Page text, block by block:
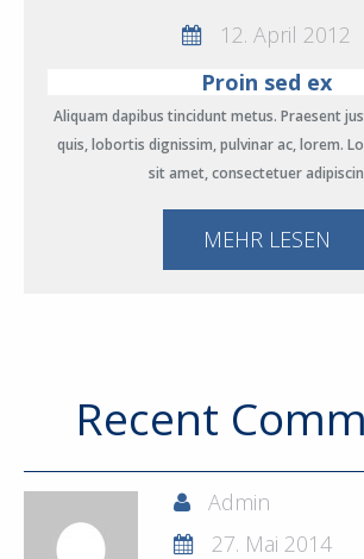
12. April 2012
Proin sed ex
Aliquam dapibus tincidunt metus. Praesent
quis, lobortis dignissim, pulvinar ac, lorem.
sit amet, consectetuer
MEHR LESEN
Recent
Admin
27. Mai 2014